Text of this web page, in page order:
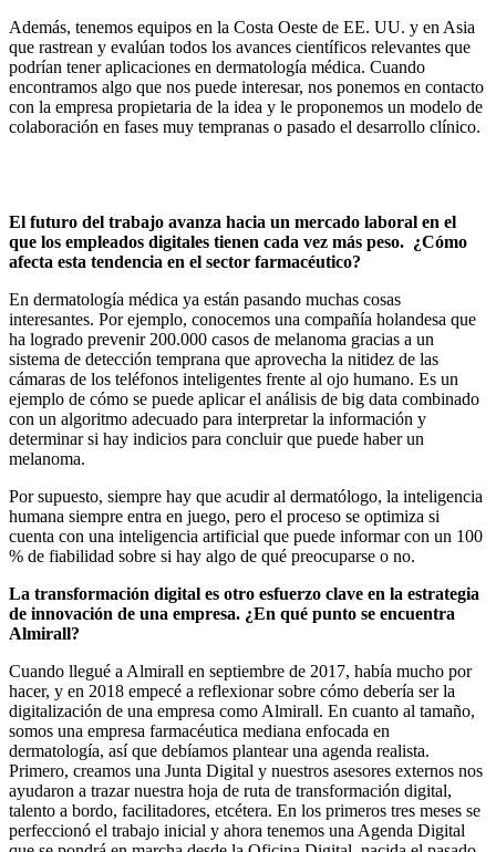
Además, tenemos equipos en la Costa Oeste de EE. UU. y en Asia
que rastrean y evalúan todos los avances científicos relevantes que
podrían tener aplicaciones en dermatología médica. Cuando
encontramos algo que nos puede interesar, nos ponemos en contacto
con la empresa propietaria de la idea y le proponemos un modelo de
colaboración en fases muy tempranas o pasado el desarrollo clínico.
El futuro del trabajo avanza hacia un mercado laboral en el
que los empleados digitales tienen cada vez más peso. ¿Cómo
afecta esta tendencia en el sector farmacéutico?
En dermatología médica ya están pasando muchas cosas
interesantes. Por ejemplo, conocemos una compañía holandesa que
ha logrado prevenir 200.000 casos de melanoma gracias a un
sistema de detección temprana que aprovecha la nitidez de las
cámaras de los teléfonos inteligentes frente al ojo humano. Es un
ejemplo de cómo se puede aplicar el análisis de big data combinado
con un algoritmo adecuado para interpretar la información y
determinar si hay indicios para concluir que puede haber un
melanoma.
Por supuesto, siempre hay que acudir al dermatólogo, la inteligencia
humana siempre entra en juego, pero el proceso se optimiza si
cuenta con una inteligencia artificial que puede informar con un 100
% de fiabilidad sobre si hay algo de qué preocuparse o no.
La transformación digital es otro esfuerzo clave en la estrategia
de innovación de una empresa. ¿En qué punto se encuentra
Almirall?
Cuando llegué a Almirall en septiembre de 2017, había mucho por
hacer, y en 2018 empecé a reflexionar sobre cómo debería ser la
digitalización de una empresa como Almirall. En cuanto al tamaño,
somos una empresa farmacéutica mediana enfocada en
dermatología, así que debíamos plantear una agenda realista.
Primero, creamos una Junta Digital y nuestros asesores externos nos
ayudaron a trazar nuestra hoja de ruta de transformación digital,
talento a bordo, facilitadores, etcétera. En los primeros tres meses se
perfeccionó el trabajo inicial y ahora tenemos una Agenda Digital